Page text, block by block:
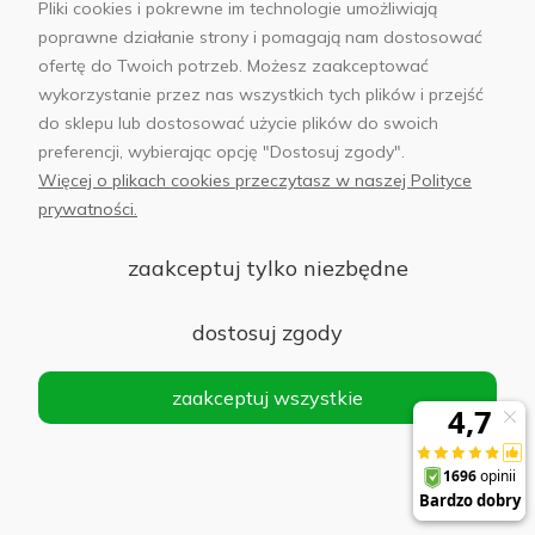
Informacje
Płatności i dostawa
AB Foto
sklep@abfoto.pl
+48 797 971 275
© 2025 Wszelkie prawa zastrzeżone. Serwis własnością:AB FOTO
Pliki cookies i pokrewne im technologie umożliwiają
poprawne działanie strony i pomagają nam dostosować
ofertę do Twoich potrzeb. Możesz zaakceptować
wykorzystanie przez nas wszystkich tych plików i przejść
do sklepu lub dostosować użycie plików do swoich
preferencji, wybierając opcję "Dostosuj zgody".
Więcej o plikach cookies przeczytasz w naszej Polityce
prywatności.
zaakceptuj tylko niezbędne
dostosuj zgody
zaakceptuj wszystkie